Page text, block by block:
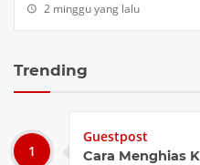
2 minggu yang lalu
Trending
Guestpost
Cara Menghias